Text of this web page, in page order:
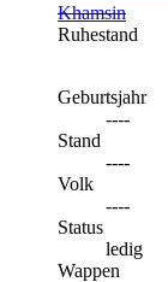
Khamsin
Ruhestand
Geburtsjahr
----
Stand
----
Volk
----
Status
ledig
Wappen